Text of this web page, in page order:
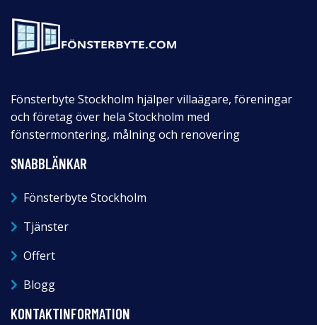
Fönsterbyte Stockholm hjälper villaägare, föreningar
och företag över hela Stockholm med
fönstermontering, målning och renovering
SNABBLÄNKAR
Fönsterbyte Stockholm
Tjänster
Offert
Blogg
KONTAKTINFORMATION